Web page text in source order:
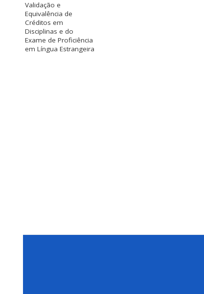
Validação e
Equivalência de
Créditos em
Disciplinas e do
Exame de Proficiência
em Língua Estrangeira